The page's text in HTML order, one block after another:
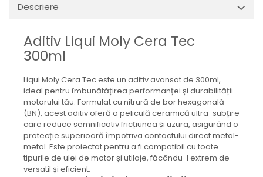
Electrice
Mecanica
Electropompa si motoare
Burdufuri si cilindri hidraulici
Role, bucsi si bolturi
BEHRENS
Bolturi - role - bucse
Burdufe si cilindri
Mecanice
Descriere
Aditiv Liqui Moly Cera Tec
300ml
Liqui Moly Cera Tec este un aditiv avansat de 300ml,
ideal pentru îmbunătățirea performanței și durabilității
motorului tău. Formulat cu nitrură de bor hexagonală
(BN), acest aditiv oferă o peliculă ceramică ultra-subțire
care reduce semnificativ fricțiunea și uzura, asigurând o
protecție superioară împotriva contactului direct metal-
metal. Este proiectat pentru a fi compatibil cu toate
tipurile de ulei de motor și utilaje, făcându-l extrem de
versatil și eficient.